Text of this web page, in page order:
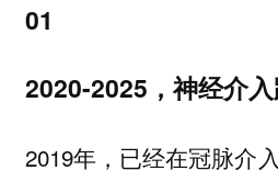
01
2020-2025，神经介
2019年，已经在冠脉介